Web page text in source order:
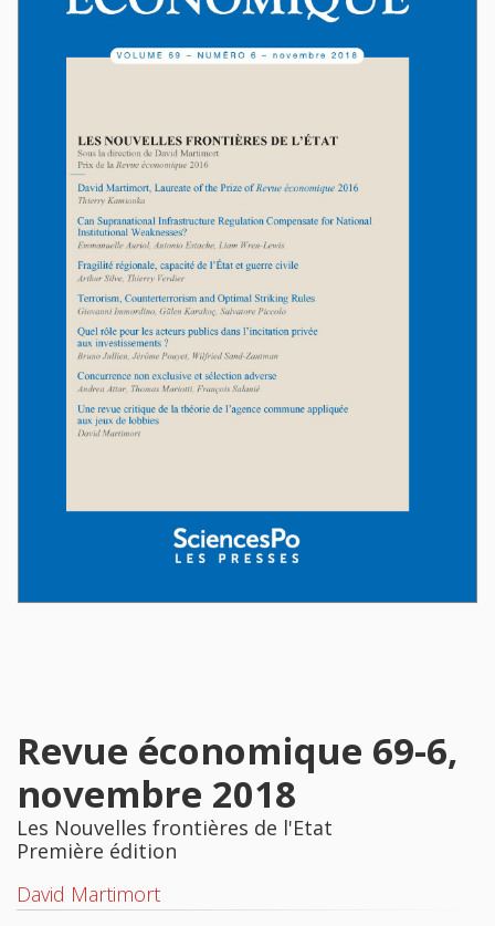
Revue économique 69-6,
novembre 2018
Les Nouvelles frontières de l'Etat
Première édition
David Martimort